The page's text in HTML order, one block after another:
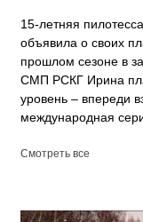
15-летняя
объявила о своих
прошлом сезоне в
СМП РСКГ Ирина
уровень – впереди
международная
Смотреть все